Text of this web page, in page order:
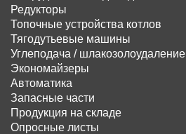
Редукторы
Топочные устройства котлов
Тягодутьевые машины
Углеподача / шлакозолоудаление
Экономайзеры
Автоматика
Запасные части
Продукция на складе
Опросные листы